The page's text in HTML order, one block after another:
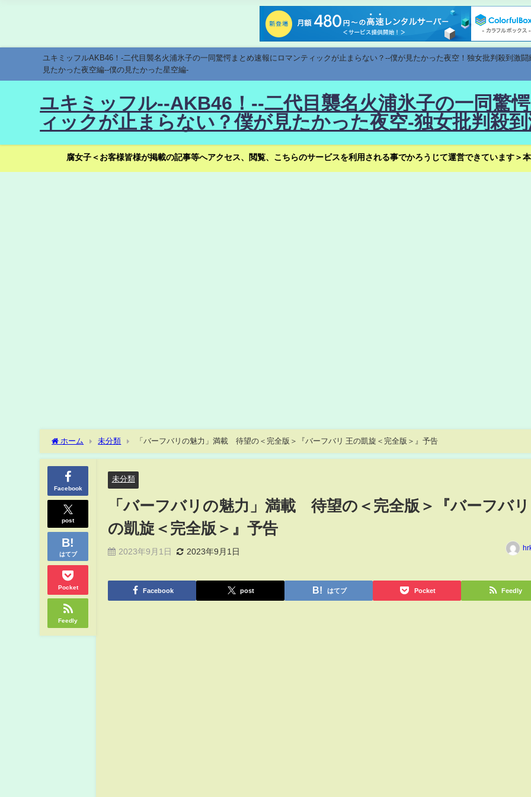
ユキミッフルAKB46！-二代目襲名火浦氷子の一同驚愕まとめ速報にロマンティックが止まらない？--僕が見たかった夜空！独女批判殺到激
見たかった夜空編--僕の見たかった星空編-
ユキミッフル--AKB46！--二代目襲名火浦氷子の一同驚
ィックが止まらない？僕が見たかった夜空-独女批判殺
腐女子＜お客様皆様が掲載の記事等へアクセス、閲覧、こちらのサービスを利用される事でかろうじて運営できています＞
ホーム 未分類 「バーフバリの魅力」満載 待望の＜完全版＞『バーフバリ 王の凱旋＜完全版＞』予告
Facebook
post
はてブ
Pocket
Feedly
未分類
「バーフバリの魅力」満載 待望の＜完全版＞『バーフバ
の凱旋＜完全版＞』予告
2023年9月1日 2023年9月1日
Facebook post はてブ Pocket Feedly